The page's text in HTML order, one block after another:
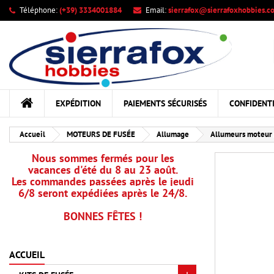
Téléphone:(+39) 3334001884 Email:
EXPÉDITION PAIEMENTS SÉCURISÉS
Accueil MOTEURS DE FUSÉE Allumage Allumeurs moteur
Nous sommes fermés pour les
vacances d'été du 8 au 23 août.
Les commandes passées après le jeudi
6/8 seront expédiées après le 24/8.
BONNES FÊTES !
ACCUEIL